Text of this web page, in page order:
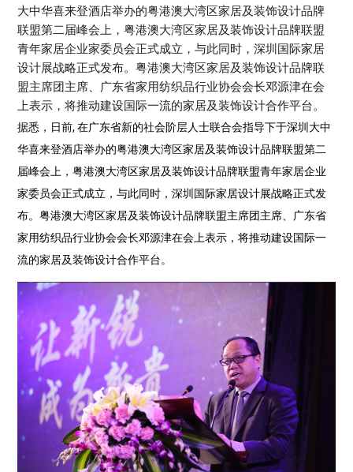
大中华喜来登酒店举办的粤港澳大湾区家居及装饰设计品牌
联盟第二届峰会上，粤港澳大湾区家居及装饰设计品牌联盟
青年家居企业家委员会正式成立，与此同时，深圳国际家居
设计展战略正式发布。粤港澳大湾区家居及装饰设计品牌联
盟主席团主席、广东省家用纺织品行业协会会长邓源津在会
上表示，将推动建设国际一流的家居及装饰设计合作平台。
据悉，日前, 在广东省新的社会阶层人士联合会指导下于深圳大中
华喜来登酒店举办的粤港澳大湾区家居及装饰设计品牌联盟第二
届峰会上，粤港澳大湾区家居及装饰设计品牌联盟青年家居企业
家委员会正式成立，与此同时，深圳国际家居设计展战略正式发
布。粤港澳大湾区家居及装饰设计品牌联盟主席团主席、广东省
家用纺织品行业协会会长邓源津在会上表示，将推动建设国际一
流的家居及装饰设计合作平台。